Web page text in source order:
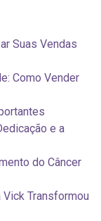
Suas Vendas
Como Vender
e a
do Câncer
Vick Transformou